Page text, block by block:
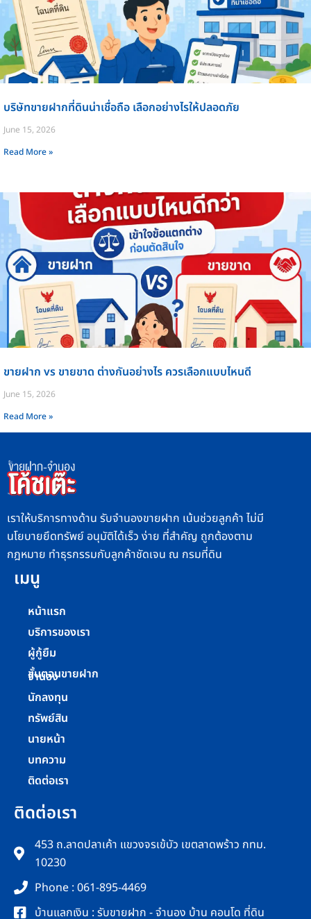
บริษัทขายฝากที่ดินน่าเชื่อถือ เลือกอย่างไรให้ปลอดภัย
June 15, 2026
Read More »
ขายฝาก vs ขายขาด ต่างกันอย่างไร ควรเลือกแบบไหนดี
June 15, 2026
Read More »
เราให้บริการทางด้าน รับจำนองขายฝาก เน้นช่วยลูกค้า ไม่มี
นโยบายยึดทรัพย์ อนุมัติได้เร็ว ง่าย ที่สำคัญ ถูกต้องตาม
กฎหมาย ทำธุรกรรมกับลูกค้าชัดเจน ณ กรมที่ดิน
เมนู
หน้าแรก
บริการของเรา
ผู้กู้ยืม
ขั้นตอนขายฝาก
จำนอง
นักลงทุน
ทรัพย์สิน
นายหน้า
บทความ
ติดต่อเรา
ติดต่อเรา
453 ถ.ลาดปลาเค้า แขวงจรเข้บัว เขตลาดพร้าว กทม.
10230
Phone : 061-895-4469
บ้านแลกเงิน : รับขายฝาก - จำนอง บ้าน คอนโด ที่ดิน